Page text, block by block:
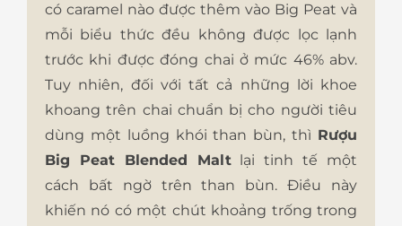
có caramel nào được thêm vào Big Peat và
mỗi biểu thức đều không được lọc lạnh
trước khi được đóng chai ở mức 46% abv.
Tuy nhiên, đối với tất cả những lời khoe
khoang trên chai chuẩn bị cho người tiêu
dùng một luồng khói than bùn, thì Rượu
Big Peat Blended Maltlại tinh tế một
cách bất ngờ trên than bùn. Điều này
khiến nó có một chút khoảng trống trong